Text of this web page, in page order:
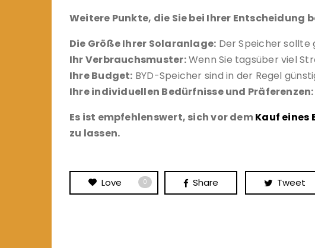
Weitere Punkte, die Sie bei Ihrer Entscheidung
Die Größe Ihrer Solaranlage: Der Speicher sollte
Ihr Verbrauchsmuster:Wenn Sie tagsüber viel
Ihre Budget: BYD-Speicher sind in der Regel
Ihre individuellen Bedürfnisse und Präferenzen:
Es ist empfehlenswert, sich vor demKauf eines
zu lassen.
Love 0 Share Tweet